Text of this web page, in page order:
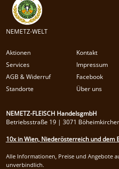
NEMETZ-WELT
Aktionen Kontakt
Services
Impressum
AGB & Widerruf
Facebook
Standorte
Über uns
NEMETZ-FLEISCH HandelsgmbH
Betriebsstraße 19 | 3071
10x in Wien, Niederösterreich und dem
Alle Informationen, Preise und Angebote
unverbindlich.